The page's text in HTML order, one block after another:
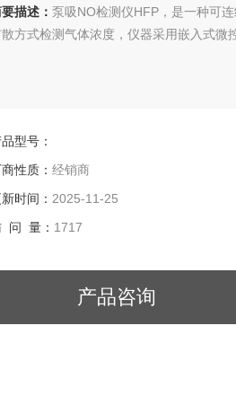
描述： 泵吸NO检测仪HFP，是一种可
方式检测气体浓度，仪器采用嵌入式微
型号：
性质： 经销商
时间： 2025-11-25
问 量： 1717
产品咨询